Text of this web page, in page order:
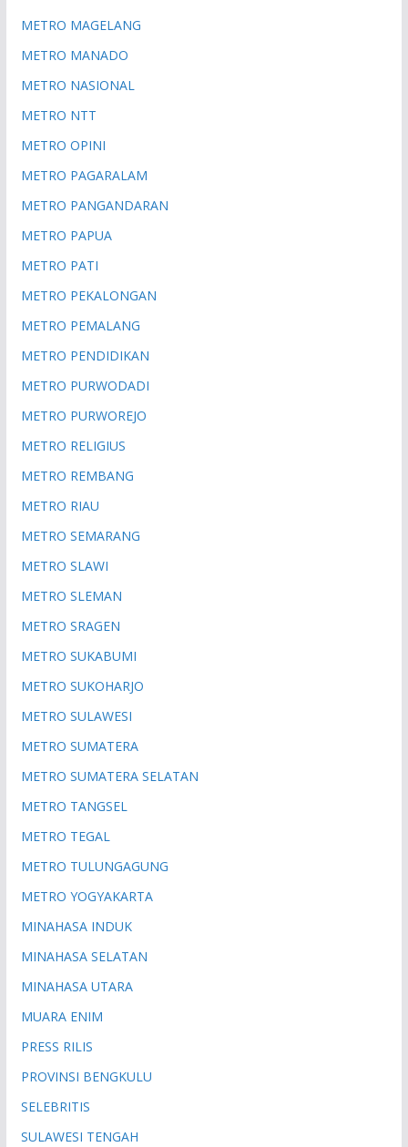
METRO MAGELANG
METRO MANADO
METRO NASIONAL
METRO NTT
METRO OPINI
METRO PAGARALAM
METRO PANGANDARAN
METRO PAPUA
METRO PATI
METRO PEKALONGAN
METRO PEMALANG
METRO PENDIDIKAN
METRO PURWODADI
METRO PURWOREJO
METRO RELIGIUS
METRO REMBANG
METRO RIAU
METRO SEMARANG
METRO SLAWI
METRO SLEMAN
METRO SRAGEN
METRO SUKABUMI
METRO SUKOHARJO
METRO SULAWESI
METRO SUMATERA
METRO SUMATERA SELATAN
METRO TANGSEL
METRO TEGAL
METRO TULUNGAGUNG
METRO YOGYAKARTA
MINAHASA INDUK
MINAHASA SELATAN
MINAHASA UTARA
MUARA ENIM
PRESS RILIS
PROVINSI BENGKULU
SELEBRITIS
SULAWESI TENGAH